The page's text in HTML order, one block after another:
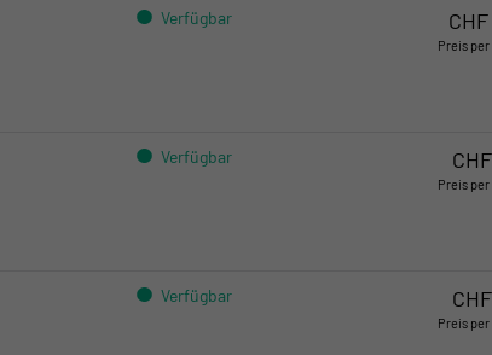
Verfügbar CHF
Preis per
Verfügbar CHF
Preis per
Verfügbar CHF
Preis per